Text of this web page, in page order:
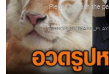
Please refresh the
(